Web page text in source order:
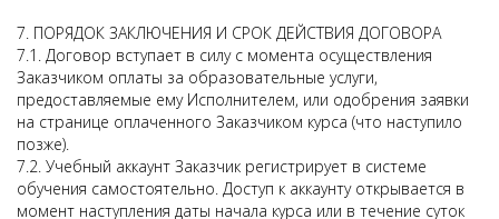
7. ПОРЯДОК ЗАКЛЮЧЕНИЯ И СРОК ДЕЙСТВИЯ ДОГОВОРА
7.1. Договор вступает в силу с момента осуществления
Заказчиком оплаты за образовательные услуги,
предоставляемые ему Исполнителем, или одобрения заявки
на странице оплаченного Заказчиком курса (что наступило
позже).
7.2. Учебный аккаунт Заказчик регистрирует в системе
обучения самостоятельно. Доступ к аккаунту открывается в
момент наступления даты начала курса или в течение суток